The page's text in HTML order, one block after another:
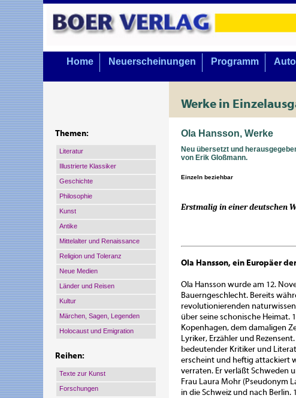
Home Neuerscheinungen Programm
Werke in
Themen:
Literatur
Illustrierte Klassiker
Geschichte
Philosophie
Kunst
Antike
Mittelalter und Renaissance
Religion und Toleranz
Neue Medien
Länder und Reisen
Kultur
Märchen, Sagen, Legenden
Holocaust und Emigration
Reihen:
Texte zur Kunst
Forschungen
Ola Hansson, Werke
Neu übersetzt und
von Erik Gloßmann.
Einzeln beziehbar
Erstmalig in einer deutschen
Ola Hansson, ein Europäer
Ola Hansson wurde am 12.
Bauerngeschlecht. Bereits
revolutionierenden
über seine schonische Heimat.
Kopenhagen, dem damaligen
Lyriker, Erzähler und
bedeutender Kritiker und
erscheint und heftig attackiert
verraten. Er verläßt Schweden
Frau Laura Mohr (Pseudonym
in die Schweiz und nach Berlin.